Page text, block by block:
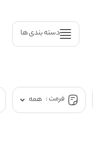
دسته بندی ها
فرمت :